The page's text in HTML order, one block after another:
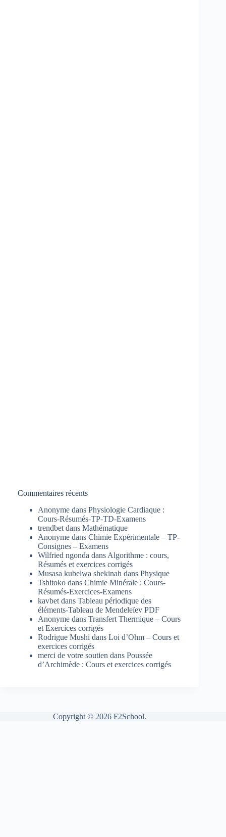
Commentaires récents
Anonyme dans Physiologie Cardiaque :
Cours-Résumés-TP-TD-Examens
trendbet dans Mathématique
Anonyme dans Chimie Expérimentale – TP-
Consignes – Examens
Wilfried ngonda dans Algorithme : cours,
Résumés et exercices corrigés
Musasa kubelwa shekinah dans Physique
Tshitoko dans Chimie Minérale : Cours-
Résumés-Exercices-Examens
kavbet dans Tableau périodique des
éléments-Tableau de Mendeleïev PDF
Anonyme dans Transfert Thermique – Cours
et Exercices corrigés
Rodrigue Mushi dans Loi d’Ohm – Cours et
exercices corrigés
merci de votre soutien dans Poussée
d’Archimède : Cours et exercices corrigés
Copyright © 2026 F2School.